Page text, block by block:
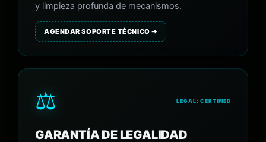
y limpieza profunda de mecanismos.
AGENDAR SOPORTE TÉCNICO ➔
⚖️ LEGAL: CERTIFIED
GARANTÍA DE LEGALIDAD